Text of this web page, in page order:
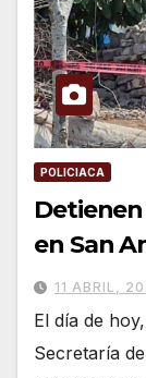
POLICIACA
en San
11 ABRIL,
El día de
Secretaría